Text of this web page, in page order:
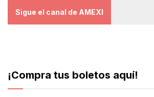
Sigue el canal de AMEXI
¡Compra tus boletos aquí!